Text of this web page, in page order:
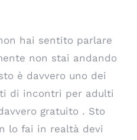
hai sentito parlare
non stai andando
è davvero uno dei
di incontri per adulti
gratuito . Sto
lo fai in realtà devi